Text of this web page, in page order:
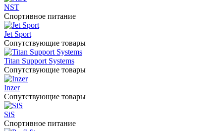
NST
Спортивное питание
Jet Sport
Сопутствующие товары
Titan Support Systems
Сопутствующие товары
Inzer
Сопутствующие товары
SiS
Спортивное питание